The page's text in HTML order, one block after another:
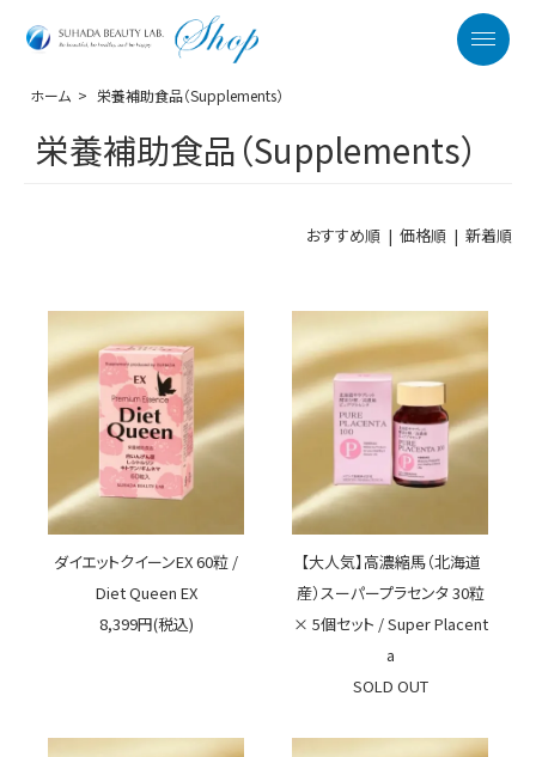
SUHADA BEAUTY LAB. OFFICIAL WEB
Menu
ホーム > 栄養補助食品（Supplements）
栄養補助食品（Supplements）
おすすめ順 | 価格順 | 新着順
ダイエットクイーンEX 60粒 /
Diet Queen EX
8,399円(税込)
【大人気】高濃縮馬（北海道
産）スーパープラセンタ 30粒
× 5個セット / Super Placent
a
SOLD OUT